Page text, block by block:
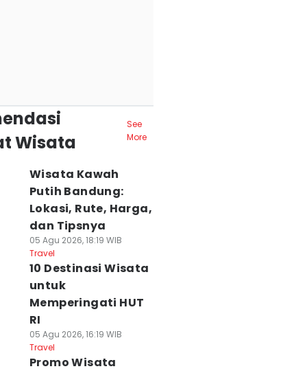
Wisata
See
More
Wisata Kawah
Putih Bandung:
Lokasi, Rute, Harga,
dan Tipsnya
05 Agu 2026, 18:19 WIB
Travel
10 Destinasi Wisata
untuk
Memperingati HUT
RI
05 Agu 2026, 16:19 WIB
Travel
Promo Wisata